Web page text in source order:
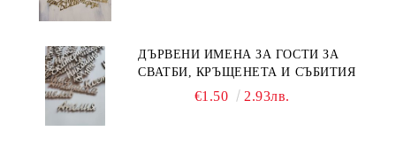
ДЪРВЕНИ ИМЕНА ЗА ГОСТИ ЗА
СВАТБИ, КРЪЩЕНЕТА И СЪБИТИЯ
€1.50 2.93лв.